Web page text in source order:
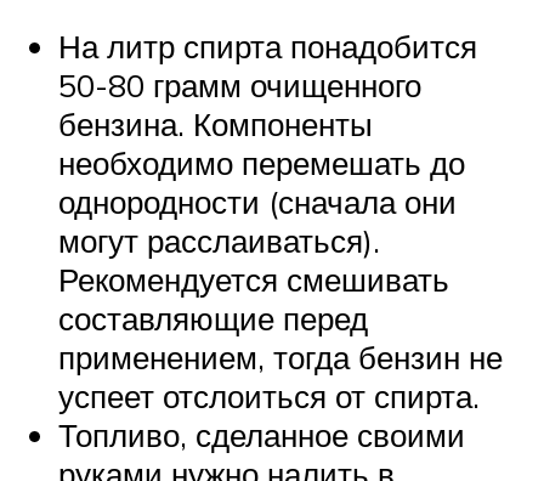
На литр спирта понадобится
50-80 грамм очищенного
бензина. Компоненты
необходимо перемешать до
однородности (сначала они
могут расслаиваться).
Рекомендуется смешивать
составляющие перед
применением, тогда бензин не
успеет отслоиться от спирта.
Топливо, сделанное своими